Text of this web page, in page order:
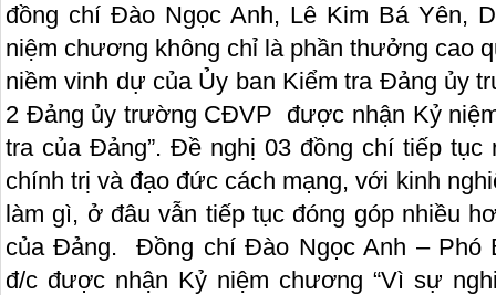
đồng chí Đào Ngọc Anh, Lê Kim Bá Yên,
niệm chương không chỉ là phần thưởng cao
niềm vinh dự của Ủy ban Kiểm tra Đảng ủy
2 Đảng ủy trường CĐVP được nhận Kỷ
tra của Đảng”. Đề nghị 03 đồng chí tiếp
chính trị và đạo đức cách mạng, với kinh
làm gì, ở đâu vẫn tiếp tục đóng góp nhiều
của Đảng. Đồng chí Đào Ngọc Anh – Phó
đ/c được nhận Kỷ niệm chương “Vì sự